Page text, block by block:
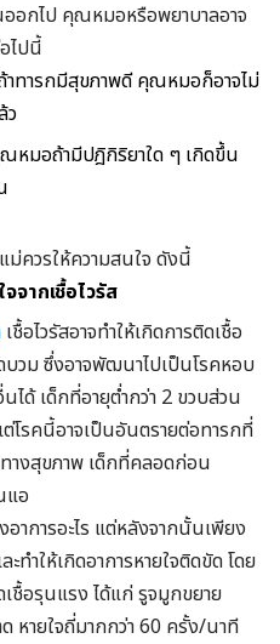
อกไป คุณหมอหรือพยาบาลอาจ
ไปนี้
าทารกมีสุขภาพดี คุณหมอก็อาจไม่
ว
มอถ้ามีปฎิกิริยาใด ๆ เกิดขึ้น
วรให้ความสนใจ ดังนี้
จากเชื้อไวรัส
เชื้อไวรัสอาจทำให้เกิดการติดเชื้อ
วม ซึ่งอาจพัฒนาไปเป็นโรคหอบ
ได้ เด็กที่อายุต่ำกว่า 2 ขวบส่วน
โรคนี้อาจเป็นอันตรายต่อทารกที่
างสุขภาพ เด็กที่คลอดก่อน
แอ
าการอะไร แต่หลังจากนั้นเพียง
ทำให้เกิดอาการหายใจติดขัด โดย
อรุนแรง ได้แก่ รูจมูกขยาย
หายใจถี่มากกว่า 60 ครั้ง/นาที